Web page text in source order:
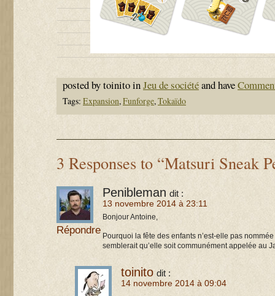
posted by toinito inJeu de sociétéand have
Tags: Expansion,Funforge,Tokaïdo
3 Responses to “Matsuri Sneak
Penibleman dit :
13 novembre 2014 à 23:11
Bonjour Antoine,
Pourquoi la fête des enfants n’est-elle pas
semblerait qu’elle soit communément appelée au
Répondre
toinito dit :
14 novembre 2014 à 09:04